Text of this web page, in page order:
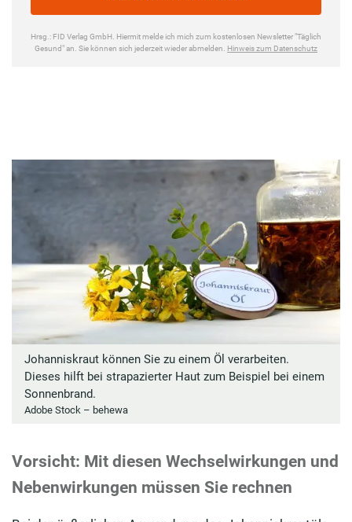
Johanniskraut können Sie zu einem Öl verarbeiten.
Dieses hilft bei strapazierter Haut zum Beispiel bei einem
Sonnenbrand.
Adobe Stock – behewa
Vorsicht: Mit diesen Wechselwirkungen und
Nebenwirkungen müssen Sie rechnen